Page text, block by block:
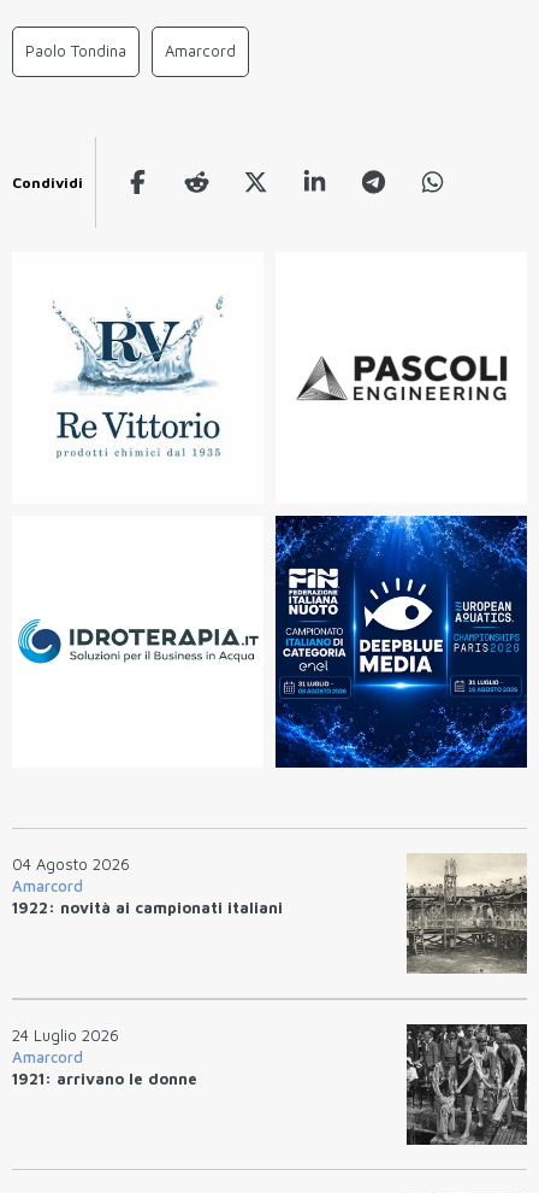
Paolo Tondina Amarcord
Condividi
04 Agosto 2026
Amarcord
1922: novità ai campionati italiani
24 Luglio 2026
Amarcord
1921: arrivano le donne